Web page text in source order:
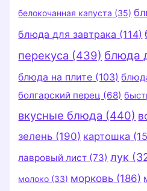
белокочанная капуста (35)
блюда для завтрака (114)
перекуса (439) блюда
блюда на плите (103)
болгарский перец (68)
вкусные блюда (440)
зелень (190) картошка
лавровый лист (73) лук
молоко (33) морковь (186)